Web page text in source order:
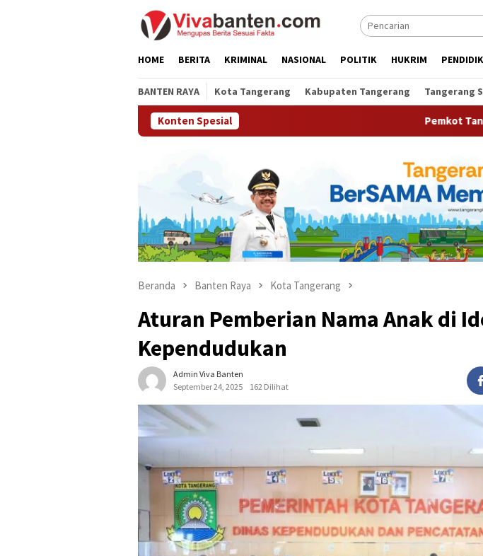
HOME BERITA KRIMINAL NASIONAL POLITIK HUKRIM
BANTEN RAYA Kota Tangerang Kabupaten Tangerang Tangerang
Konten Spesial Pemkot Tangsel Perkuat
Beranda Banten Raya Kota Tangerang
Aturan Pemberian Nama Anak di
Kependudukan
Admin Viva Banten
September 24, 2025
162 Dilihat